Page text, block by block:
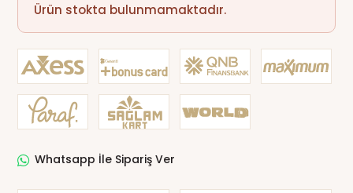
Ürün stokta bulunmamaktadır.
Whatsapp İle Sipariş Ver